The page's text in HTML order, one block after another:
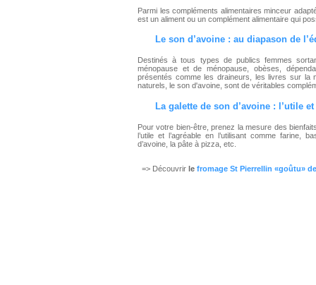
Parmi les compléments alimentaires minceur
est un aliment ou un complément alimentaire qui
Le son d’avoine : au diapason de
Destinés à tous types de publics femmes
ménopause et de ménopause, obèses,
présentés comme les draineurs, les livres sur la
naturels, le son d'avoine, sont de véritables
La galette de son d’avoine : l’utile et
Pour votre bien-être, prenez la mesure des
l’utile et l’agréable en l’utilisant comme farine,
d’avoine, la pâte à pizza, etc.
=> Découvrir le fromage St Pierrellin «goûtu»